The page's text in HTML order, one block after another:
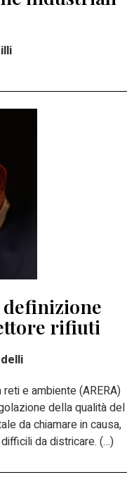
rifiuti
e ambiente (ARERA)
della qualità del
da chiamare in causa,
da districare. (…)